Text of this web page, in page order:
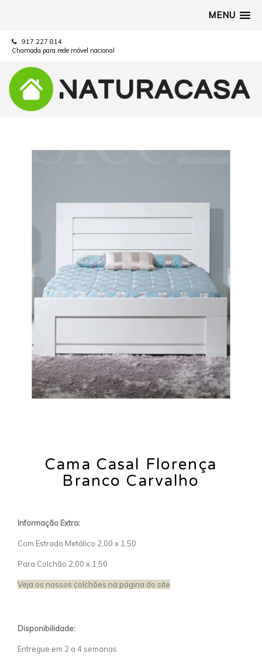
MENU
917 227 814
Chamada para rede móvel nacional
Cama Casal Florença
Branco Carvalho
Informação Extra:
Com Estrado Metálico 2,00 x 1,50
Para Colchão 2,00 x 1,50
Veja os nossos colchões na página do site
Disponibilidade:
Entregue em 2 a 4 semanas